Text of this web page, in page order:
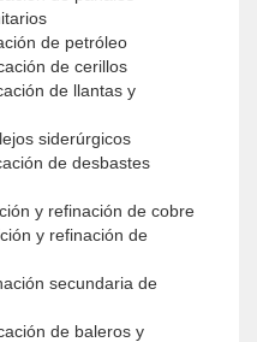
de petróleo
de cerillos
de llantas y
siderúrgicos
de desbastes
y refinación de cobre
y refinación de
secundaria de
de baleros y